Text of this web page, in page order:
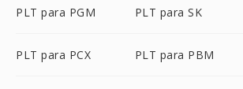
PLT para PGM PLT para SK
PLT para PCX PLT para PBM